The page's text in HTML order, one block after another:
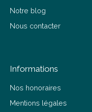
Notre blog
Nous contacter
Informations
Nos honoraires
Mentions légales